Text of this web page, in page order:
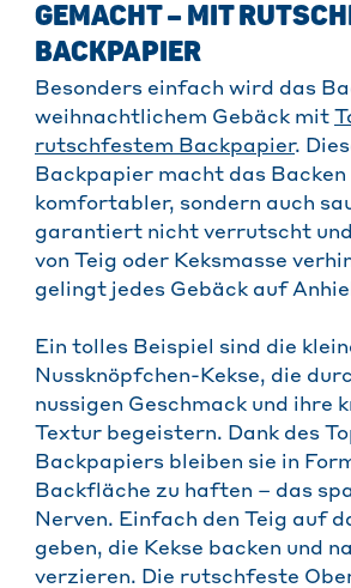
GEMACHT – MIT
BACKPAPIER
Besonders einfach wird das
weihnachtlichem Gebäck mit
rutschfestem Backpapier.
Backpapier macht das
komfortabler, sondern auch
garantiert nicht verrutscht und
von Teig oder Keksmasse
gelingt jedes Gebäck auf
Ein tolles Beispiel sind die
Nussknöpfchen-Kekse, die
nussigen Geschmack und ihre
Textur begeistern. Dank des
Backpapiers bleiben sie in
Backfläche zu haften – das
Nerven. Einfach den Teig auf
geben, die Kekse backen und
verzieren. Die rutschfeste